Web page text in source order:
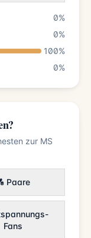
0%
0%
100%
0%
zur MS
Paare
Fans